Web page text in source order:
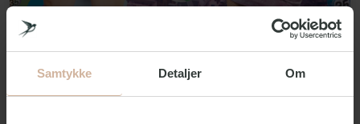
Samtykke Detaljer Om
Drag Bingo
Join Copenhagen Pride Week on August 13 at 8:00